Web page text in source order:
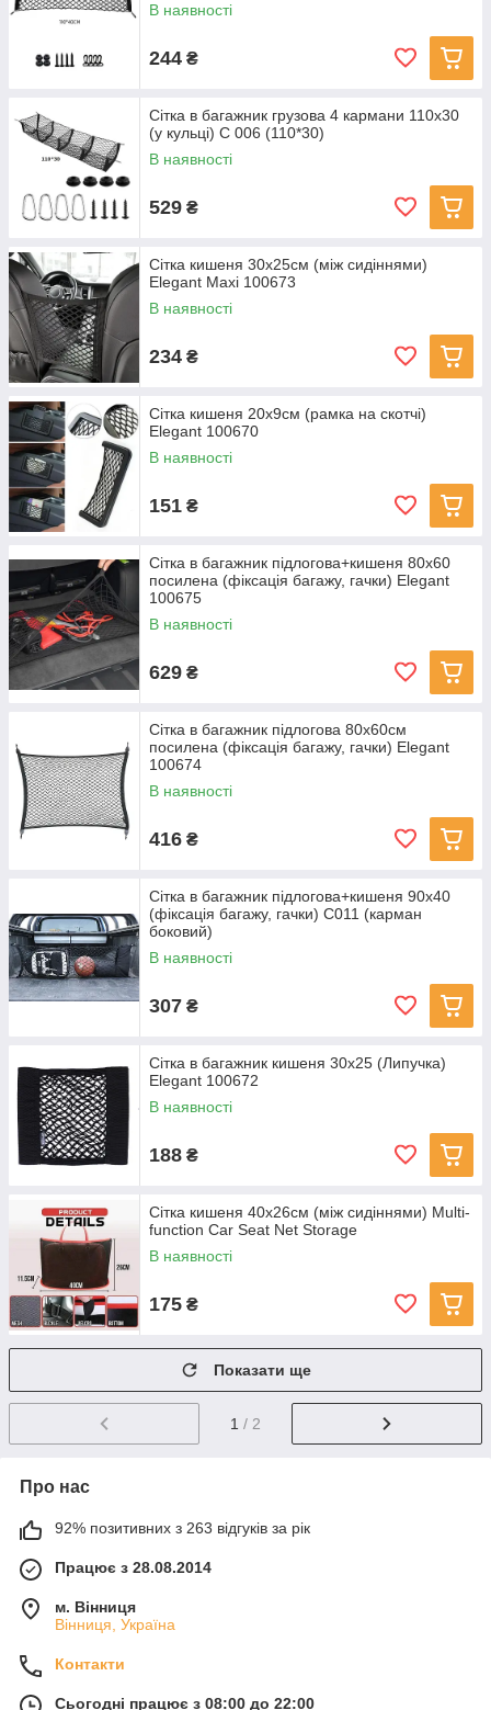
В наявності
244 ₴
Сітка в багажник грузова 4 кармани 110х30
(у кульці) С 006 (110*30)
В наявності
529 ₴
Сітка кишеня 30x25см (між сидіннями)
Elegant Maxi 100673
В наявності
234 ₴
Сітка кишеня 20х9см (рамка на скотчі)
Elegant 100670
В наявності
151 ₴
Сітка в багажник підлогова+кишеня 80х60
посилена (фіксація багажу, гачки) Elegant
100675
В наявності
629 ₴
Сітка в багажник підлогова 80х60см
посилена (фіксація багажу, гачки) Elegant
100674
В наявності
416 ₴
Сітка в багажник підлогова+кишеня 90х40
(фіксація багажу, гачки) С011 (карман
боковий)
В наявності
307 ₴
Сітка в багажник кишеня 30х25 (Липучка)
Elegant 100672
В наявності
188 ₴
Сітка кишеня 40x26см (між сидіннями) Multi-
function Car Seat Net Storage
В наявності
175 ₴
Показати ще
1 / 2
Про нас
92% позитивних з 263 відгуків за рік
Працює з 28.08.2014
м. Вінниця
Вінниця, Україна
Контакти
Сьогодні працює з 08:00 до 22:00